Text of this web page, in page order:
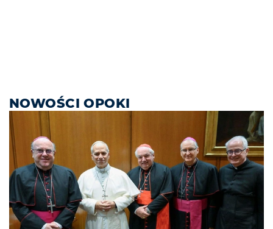
NOWOŚCI OPOKI